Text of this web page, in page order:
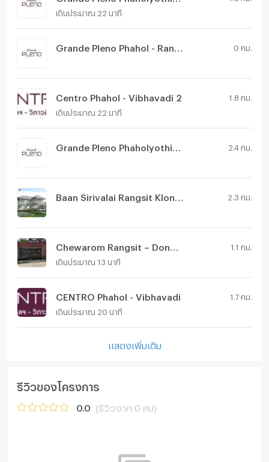
เดินประมาณ 22 นาที
0 กม.
Centro Phahol - Vibhavadi 2 1.8 กม.
เดินประมาณ 22 นาที
2.4 กม.
2.3 กม.
1.1 กม.
เดินประมาณ 13 นาที
CENTRO Phahol - Vibhavadi 1.7 กม.
เดินประมาณ 20 นาที
แสดงเพิ่มเติม
รีวิวของโครงการ
0.0 (รีวิวจาก 0 คน)